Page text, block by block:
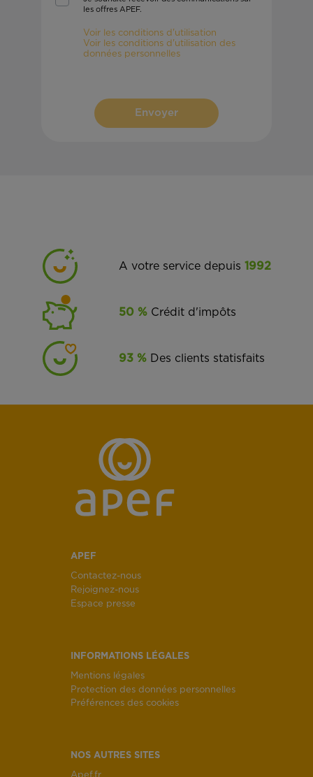
les offres APEF.
Voir les conditions d'utilisation
Voir les conditions d'utilisation des
données personnelles
Envoyer
A votre service depuis 1992
50 %Crédit d'impôts
93 %Des clients statisfaits
APEF
Contactez-nous
Rejoignez-nous
Espace presse
INFORMATIONS LÉGALES
Mentions légales
Protection des données personnelles
Préférences des cookies
NOS AUTRES SITES